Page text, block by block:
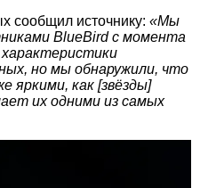
сообщил источнику: «Мы
BlueBird с момента
но мы обнаружили, что
яркими, как [звёзды]
их одними из самых